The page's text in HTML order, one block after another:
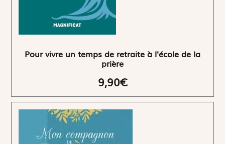
Pour vivre un temps de retraite à l'école de la
prière
9,90€